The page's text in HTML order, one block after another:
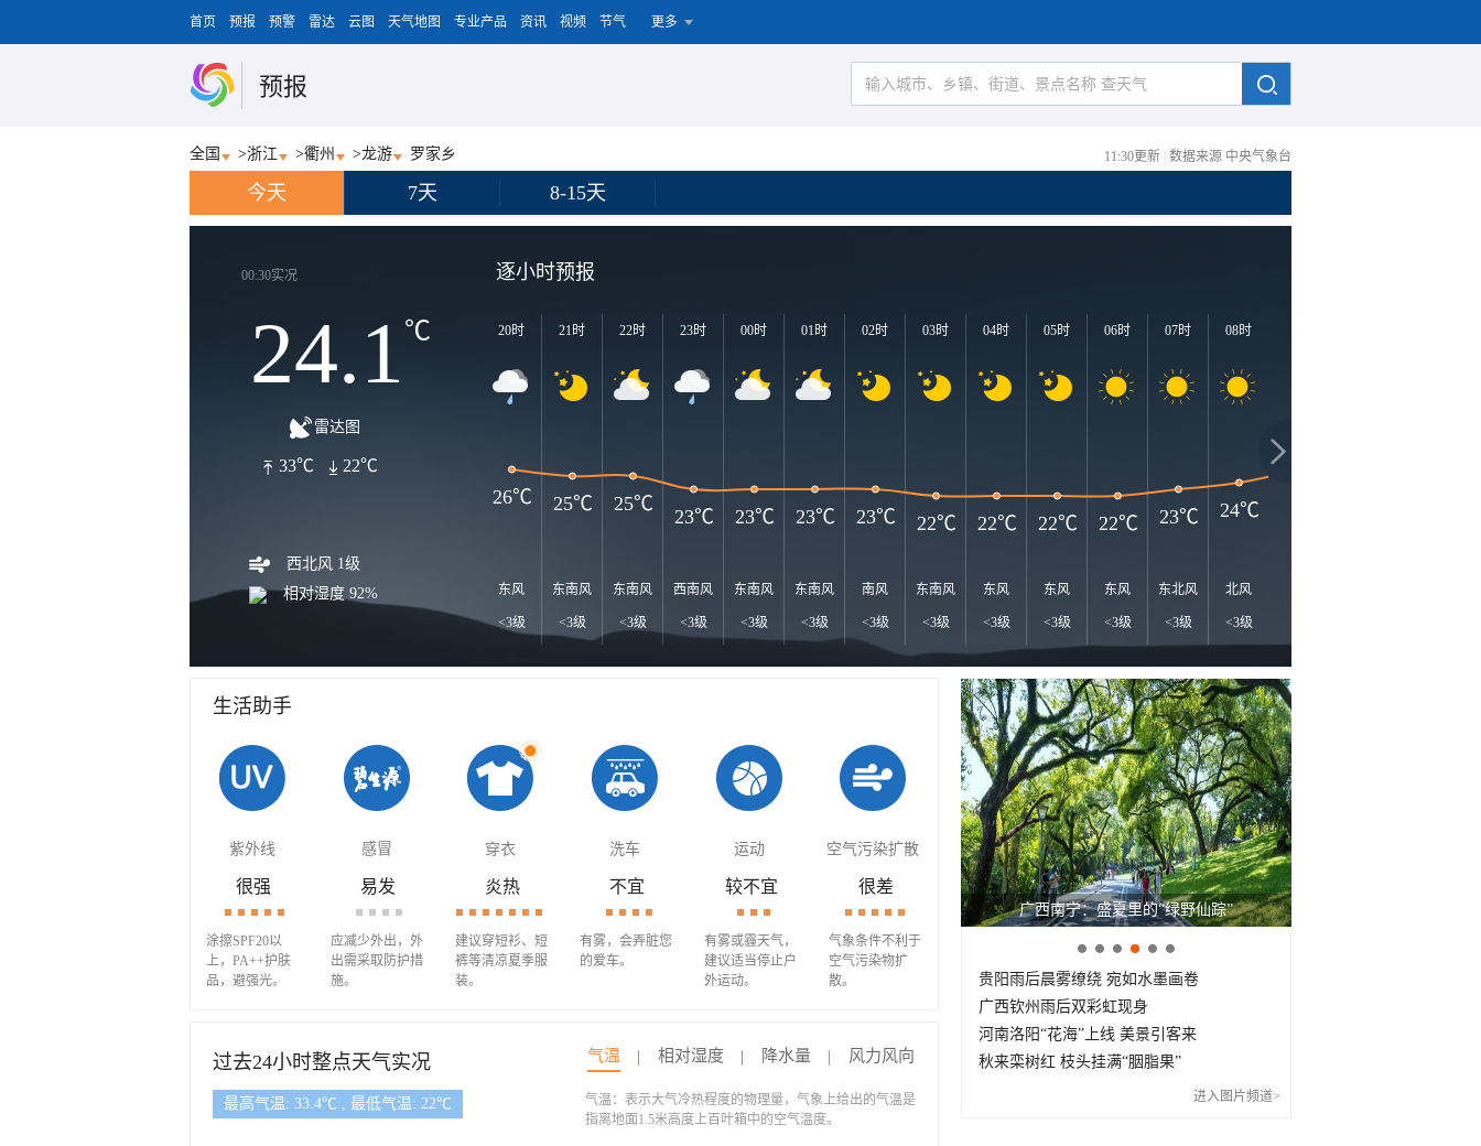
首页 预报 预警 雷达 云图 天气地图 专业产品 资讯 视频 节气 更多
预报
全国 >浙江 >衢州 >龙游 11:30更新 数据来源 中央气象台
罗家乡
今天 7天 8-15天
00:30实况
24.1℃
雷达图
33℃ 22℃
西北风 1级
相对湿度 92%
逐小时预报
20时
东风
<3级
21时
东南风
<3级
22时
东南风
<3级
23时
西南风
<3级
00时
东南风
<3级
01时
东南风
<3级
02时
南风
<3级
03时
东南风
<3级
04时
东风
<3级
05时
东风
<3级
06时
东风
<3级
07时
东北风
<3级
08时
北风
<3级
26℃ 25℃ 25℃
23℃ 23℃ 23℃ 23℃ 22℃ 22℃ 22℃ 22℃ 23℃ 24℃
生活助手
紫外线 感冒 穿衣 洗车 运动 空气污染扩散
很强
涂擦SPF20以
上，PA++护肤
品，避强光。
易发
应减少外出，外
出需采取防护措
施。
炎热
建议穿短衫、短
裤等清凉夏季服
装。
不宜
有雾，会弄脏您
的爱车。
较不宜
有雾或霾天气，
建议适当停止户
外运动。
很差
气象条件不利于
空气污染物扩
散。
过去24小时整点天气实况 气温 相对湿度 降水量 风力风向
最高气温: 33.4℃ , 最低气温: 22℃
气温：表示大气冷热程度的物理量，气象上给出的气温是
指离地面1.5米高度上百叶箱中的空气温度。
广西南宁：盛夏里的“绿野仙踪”
贵阳雨后晨雾缭绕 宛如水墨画卷
广西钦州雨后双彩虹现身
河南洛阳“花海”上线 美景引客来
秋来栾树红 枝头挂满“胭脂果”
进入图片频道>